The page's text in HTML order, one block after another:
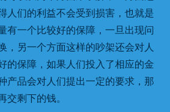
人们的利益不会受到损害，也就是
有一个比较好的保障，一旦出现问
，另一个方面这样的吵架还会对人
的保障，如果人们投入了相应的金
产品会对人们提出一定的要求，那
交剩下的钱。